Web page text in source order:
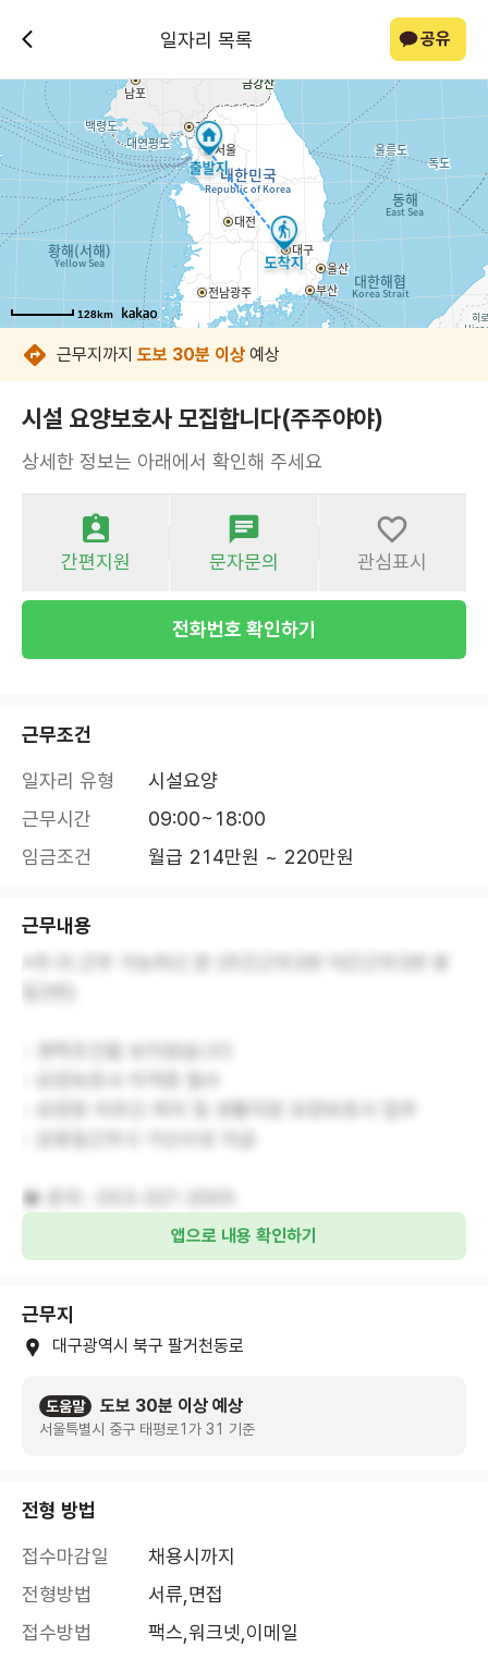
일자리 목록 공유
128km
128km
128km
128km
128km
128km
128km
128km
근무지까지 도보 30분 이상 예상
시설 요양보호사 모집합니다(주주야야)
상세한 정보는 아래에서 확인해 주세요
간편지원 문자문의 관심표시
전화번호 확인하기
근무조건
일자리 유형
시설요양
근무시간
09:00~18:00
임금조건
월급 214만원 ~ 220만원
근무내용
☎ 문의 : 053-327-2005
앱으로 내용 확인하기
근무지
대구광역시 북구 팔거천동로
도움말 도보 30분 이상 예상
서울특별시 중구 태평로1가 31 기준
전형 방법
접수마감일
채용시까지
전형방법
서류,면접
접수방법
팩스,워크넷,이메일